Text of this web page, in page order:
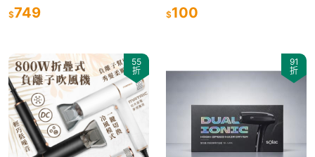
負離子 低噪大風速乾, 花漾粉
$749 $100
55
折
91
折